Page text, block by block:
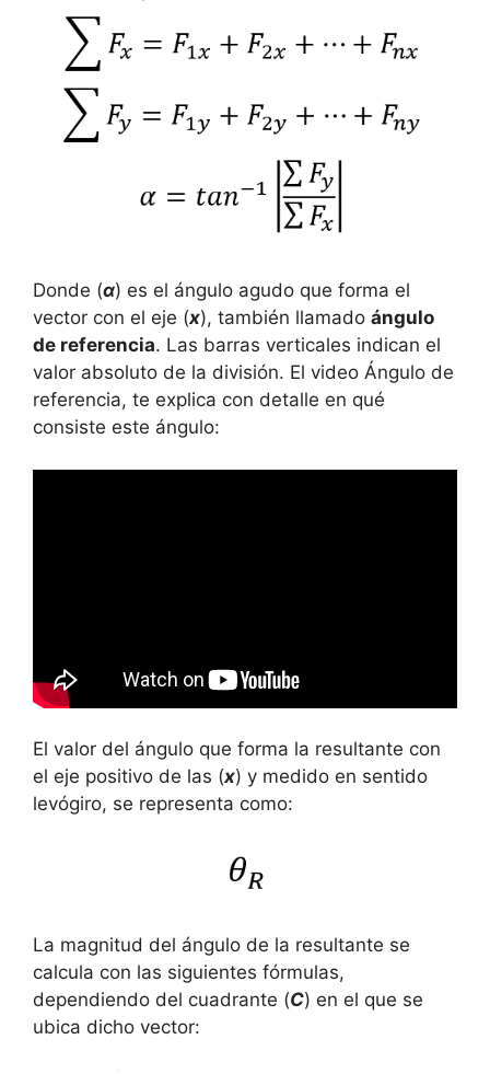
Donde (α) es el ángulo agudo que forma el
vector con el eje (x), también llamado ángulo
de referencia. Las barras verticales indican el
valor absoluto de la división. El video Ángulo de
referencia, te explica con detalle en qué
consiste este ángulo:
El valor del ángulo que forma la resultante con
el eje positivo de las (x) y medido en sentido
levógiro, se representa como:
La magnitud del ángulo de la resultante se
calcula con las siguientes fórmulas,
dependiendo del cuadrante (C) en el que se
ubica dicho vector: